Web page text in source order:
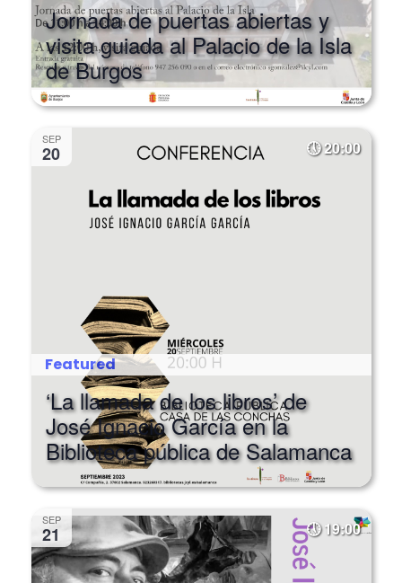
visita guiada al Palacio de la Isla
de Burgos
SEP 20:00
Featured
‘La llamada de los libros’ de
José Ignacio García en la
Biblioteca pública de Salamanca
SEP 19:00